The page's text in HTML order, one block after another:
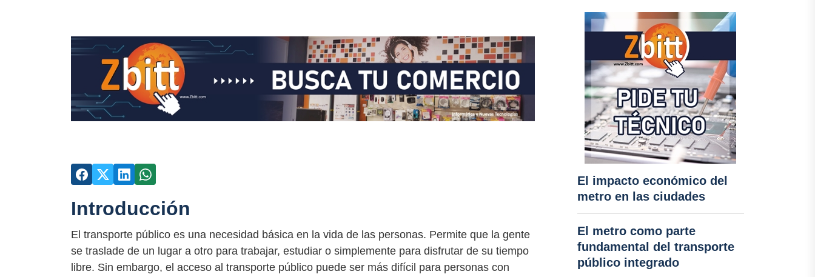
Introducción
El transporte público es una necesidad básica en la vida de las personas. Permite que la gente
se traslade de un lugar a otro para trabajar, estudiar o simplemente para disfrutar de su tiempo
libre. Sin embargo, el acceso al transporte público puede ser más difícil para personas con
El impacto económico del
metro en las ciudades
El metro como parte
fundamental del transporte
público integrado